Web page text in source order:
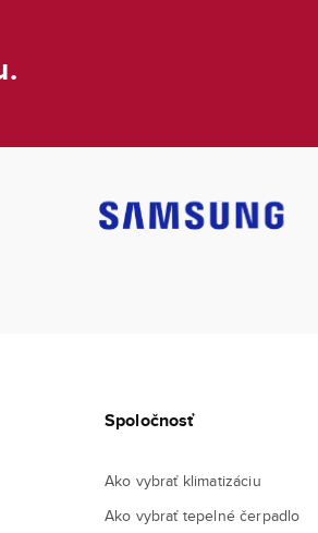
Spoločnosť
Ako vybrať klimatizáciu
Ako vybrať tepelné čerpadlo